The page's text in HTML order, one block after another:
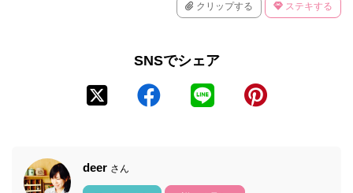
クリップする ステキする
SNSでシェア
deer さん